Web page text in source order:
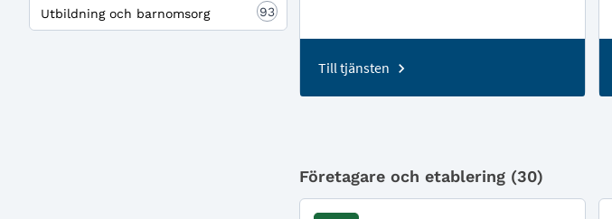
Utbildning och barnomsorg 93
Till tjänsten
Företagare och etablering (30)